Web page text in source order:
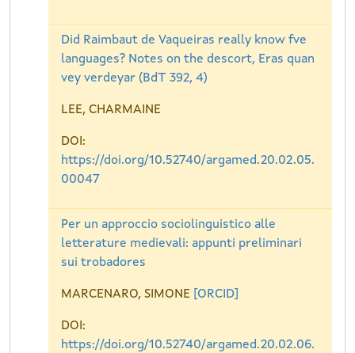
Did Raimbaut de Vaqueiras really know fve
languages? Notes on the descort, Eras quan
vey verdeyar (BdT 392, 4)
LEE, CHARMAINE
DOI:
https://doi.org/10.52740/argamed.20.02.05.
00047
Per un approccio sociolinguistico alle
letterature medievali: appunti preliminari
sui trobadores
MARCENARO, SIMONE [ORCID]
DOI:
https://doi.org/10.52740/argamed.20.02.06.